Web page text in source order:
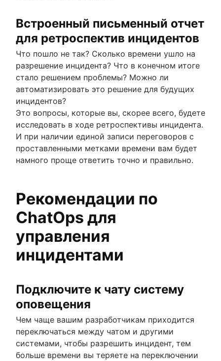
Встроенный письменный отчет
для ретроспектив инцидентов
Что пошло не так? Сколько времени ушло на
разрешение инцидента? Что в конечном итоге
стало решением проблемы? Можно ли
автоматизировать это решение для будущих
инцидентов?
Это вопросы, которые вы, скорее всего, будете
исследовать в ходе ретроспективы инцидента.
И при наличии единой записи переговоров с
проставленными метками времени вам будет
намного проще ответить точно и правильно.
Рекомендации по
ChatOps для
управления
инцидентами
Подключите к чату систему
оповещения
Чем чаще вашим разработчикам приходится
переключаться между чатом и другими
системами, чтобы разрешить инцидент, тем
больше времени вы теряете на переключении